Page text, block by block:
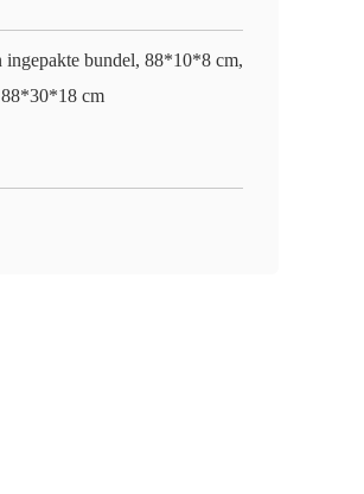
ingepakte bundel, 88*10*8 cm,
cm